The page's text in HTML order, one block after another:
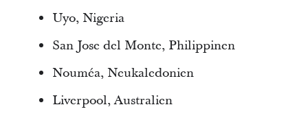
Uyo, Nigeria
San Jose del Monte, Philippinen
Nouméa, Neukaledonien
Liverpool, Australien